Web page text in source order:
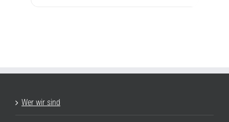
Wer wir sind